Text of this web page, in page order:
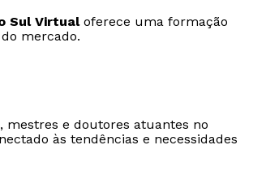
Sul Virtualoferece uma formação
mercado.
mestres e doutores atuantes no
às tendências e necessidades